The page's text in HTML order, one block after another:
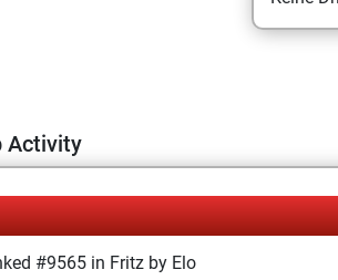
Activity
#9565 in Fritz by Elo